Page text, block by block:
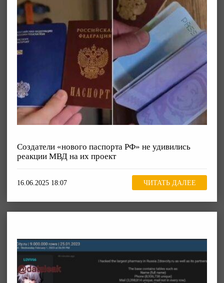
Создатели «нового паспорта РФ» не удивились
реакции МВД на их проект
16.06.2025 18:07 ЧИТАТЬ ДАЛЕЕ